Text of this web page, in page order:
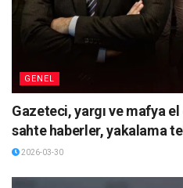
GENEL
Gazeteci, yargı ve mafya
sahte haberler, yakalama
2026-03-30